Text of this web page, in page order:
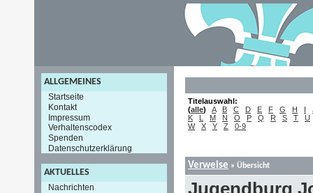
ALLGEMEINES
Startseite
Kontakt
Impressum
Verhaltenscodex
Spenden
Datenschutzerklärung
AKTUELLES
Nachrichten
Titelauswahl:
(alle) A B C D E F G H I
K
L M N O P Q R S T
U
W
X Y Z 0-9
Verweise » Übersicht
Jugendburg